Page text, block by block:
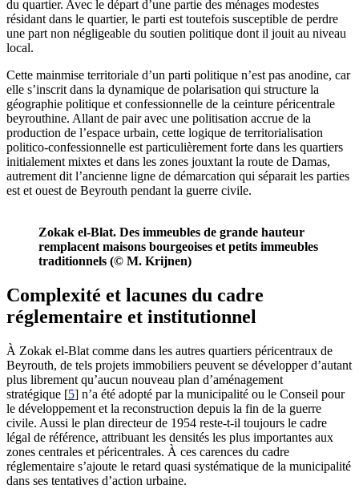
du quartier. Avec le départ d’une partie des ménages modestes
résidant dans le quartier, le parti est toutefois susceptible de perdre
une part non négligeable du soutien politique dont il jouit au niveau
local.
Cette mainmise territoriale d’un parti politique n’est pas anodine, car
elle s’inscrit dans la dynamique de polarisation qui structure la
géographie politique et confessionnelle de la ceinture péricentrale
beyrouthine. Allant de pair avec une politisation accrue de la
production de l’espace urbain, cette logique de territorialisation
politico-confessionnelle est particulièrement forte dans les quartiers
initialement mixtes et dans les zones jouxtant la route de Damas,
autrement dit l’ancienne ligne de démarcation qui séparait les parties
est et ouest de Beyrouth pendant la guerre civile.
Zokak el-Blat. Des immeubles de grande hauteur
remplacent maisons bourgeoises et petits immeubles
traditionnels (© M. Krijnen)
Complexité et lacunes du cadre
réglementaire et institutionnel
À Zokak el-Blat comme dans les autres quartiers péricentraux de
Beyrouth, de tels projets immobiliers peuvent se développer d’autant
plus librement qu’aucun nouveau plan d’aménagement
stratégique [5] n’a été adopté par la municipalité ou le Conseil pour
le développement et la reconstruction depuis la fin de la guerre
civile. Aussi le plan directeur de 1954 reste-t-il toujours le cadre
légal de référence, attribuant les densités les plus importantes aux
zones centrales et péricentrales. À ces carences du cadre
réglementaire s’ajoute le retard quasi systématique de la municipalité
dans ses tentatives d’action urbaine.